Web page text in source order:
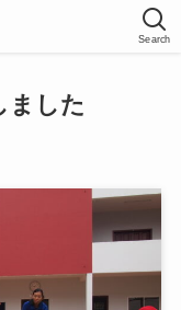
Search
ました